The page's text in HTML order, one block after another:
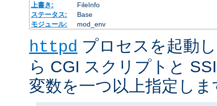
上書き:
FileInfo
ステータス:
Base
モジュール:
mod_env
httpd プロセスを起動
ら CGI スクリプトと
変数を一つ以上指定しま